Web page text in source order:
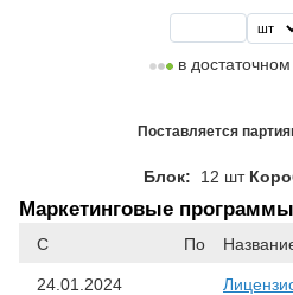
в
Поставляется
Блок: 12 шт
Маркетинговые
С По
24.01.2024